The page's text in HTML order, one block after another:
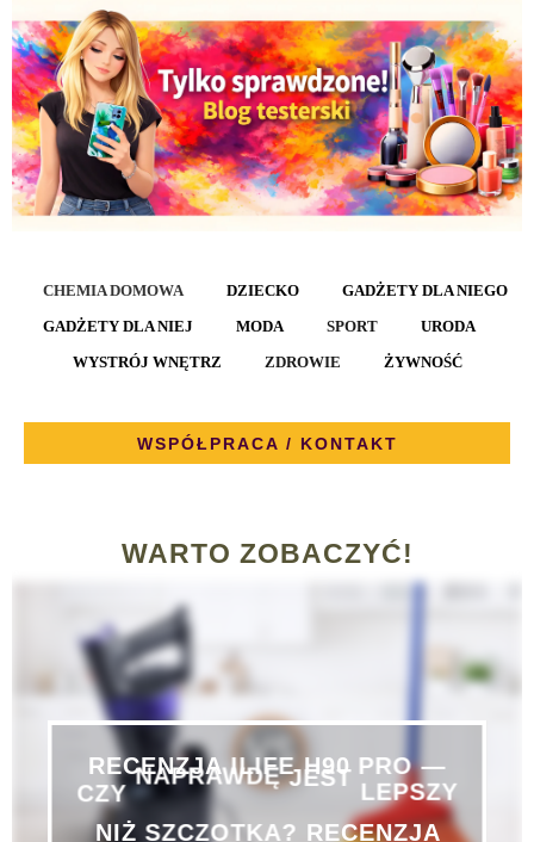
CHEMIA DOMOWA DZIECKO
GADŻETY DLA NIEGO
GADŻETY DLA NIEJ
MODA SPORT
URODA
WYSTRÓJ WNĘTRZ
ZDROWIE ŻYWNOŚĆ
WSPÓŁPRACA / KONTAKT
WARTO ZOBACZYĆ!
RECENZJA ILIFE H90 PRO —
CZY NAPRAWDĘ LEPSZY
NIŻ SZCZOTKA?
RECENZJA